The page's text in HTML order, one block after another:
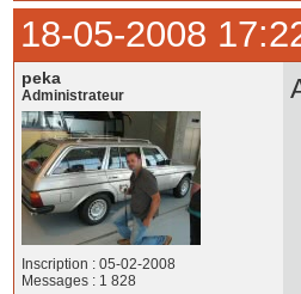
18-05-2008
peka
Administrateur
Inscription : 05-02-2008
Messages : 1 828